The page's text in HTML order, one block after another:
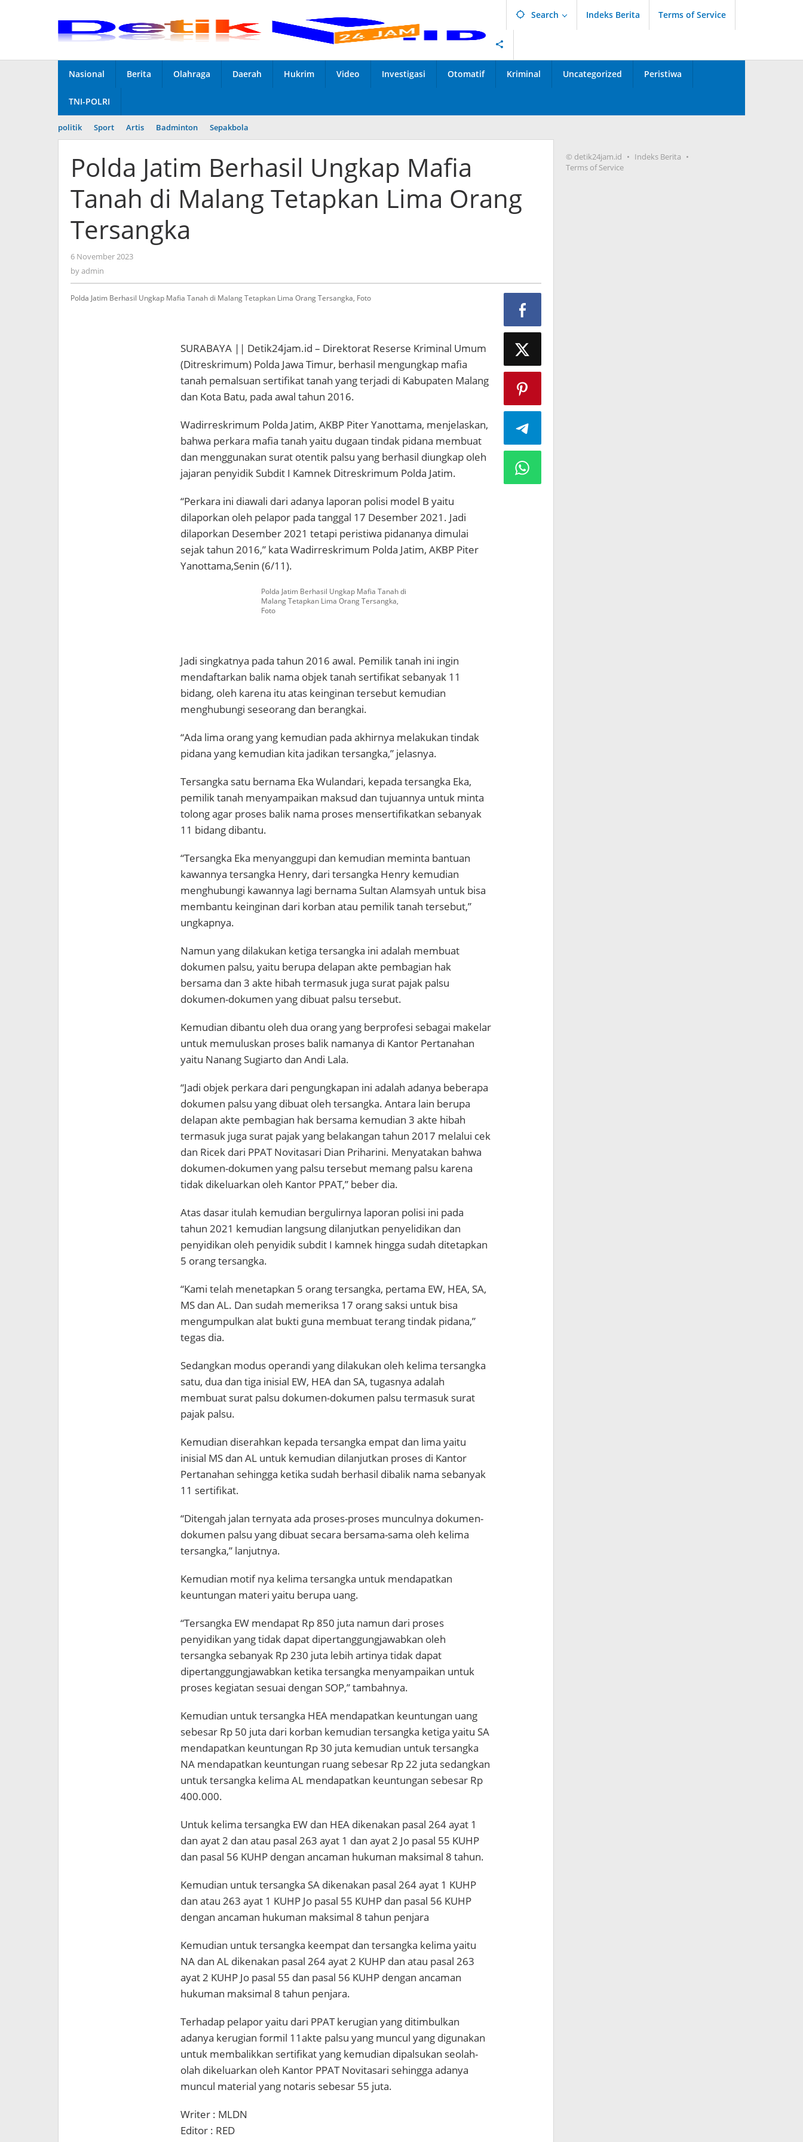
Search Indeks Berita Terms of Service
Nasional Berita Olahraga Daerah Hukrim Video Investigasi Otomatif Kriminal Uncategorized Peristiwa
TNI-POLRI
politik Sport Artis Badminton Sepakbola
Polda Jatim Berhasil Ungkap Mafia
Tanah di Malang Tetapkan Lima Orang
Tersangka
6 November 2023
byadmin
Polda Jatim Berhasil Ungkap Mafia Tanah di Malang Tetapkan Lima Orang Tersangka, Foto
SURABAYA || Detik24jam.id – Direktorat Reserse Kriminal Umum
(Ditreskrimum) Polda Jawa Timur, berhasil mengungkap mafia
tanah pemalsuan sertifikat tanah yang terjadi di Kabupaten Malang
dan Kota Batu, pada awal tahun 2016.
Wadirreskrimum Polda Jatim, AKBP Piter Yanottama, menjelaskan,
bahwa perkara mafia tanah yaitu dugaan tindak pidana membuat
dan menggunakan surat otentik palsu yang berhasil diungkap oleh
jajaran penyidik Subdit I Kamnek Ditreskrimum Polda Jatim.
“Perkara ini diawali dari adanya laporan polisi model B yaitu
dilaporkan oleh pelapor pada tanggal 17 Desember 2021. Jadi
dilaporkan Desember 2021 tetapi peristiwa pidananya dimulai
sejak tahun 2016,” kata Wadirreskrimum Polda Jatim, AKBP Piter
Yanottama,Senin (6/11).
Polda Jatim Berhasil Ungkap Mafia Tanah di
Malang Tetapkan Lima Orang Tersangka,
Foto
Jadi singkatnya pada tahun 2016 awal. Pemilik tanah ini ingin
mendaftarkan balik nama objek tanah sertifikat sebanyak 11
bidang, oleh karena itu atas keinginan tersebut kemudian
menghubungi seseorang dan berangkai.
“Ada lima orang yang kemudian pada akhirnya melakukan tindak
pidana yang kemudian kita jadikan tersangka,” jelasnya.
Tersangka satu bernama Eka Wulandari, kepada tersangka Eka,
pemilik tanah menyampaikan maksud dan tujuannya untuk minta
tolong agar proses balik nama proses mensertifikatkan sebanyak
11 bidang dibantu.
“Tersangka Eka menyanggupi dan kemudian meminta bantuan
kawannya tersangka Henry, dari tersangka Henry kemudian
menghubungi kawannya lagi bernama Sultan Alamsyah untuk bisa
membantu keinginan dari korban atau pemilik tanah tersebut,”
ungkapnya.
Namun yang dilakukan ketiga tersangka ini adalah membuat
dokumen palsu, yaitu berupa delapan akte pembagian hak
bersama dan 3 akte hibah termasuk juga surat pajak palsu
dokumen-dokumen yang dibuat palsu tersebut.
Kemudian dibantu oleh dua orang yang berprofesi sebagai makelar
untuk memuluskan proses balik namanya di Kantor Pertanahan
yaitu Nanang Sugiarto dan Andi Lala.
“Jadi objek perkara dari pengungkapan ini adalah adanya beberapa
dokumen palsu yang dibuat oleh tersangka. Antara lain berupa
delapan akte pembagian hak bersama kemudian 3 akte hibah
termasuk juga surat pajak yang belakangan tahun 2017 melalui cek
dan Ricek dari PPAT Novitasari Dian Priharini. Menyatakan bahwa
dokumen-dokumen yang palsu tersebut memang palsu karena
tidak dikeluarkan oleh Kantor PPAT,” beber dia.
Atas dasar itulah kemudian bergulirnya laporan polisi ini pada
tahun 2021 kemudian langsung dilanjutkan penyelidikan dan
penyidikan oleh penyidik subdit I kamnek hingga sudah ditetapkan
5 orang tersangka.
“Kami telah menetapkan 5 orang tersangka, pertama EW, HEA, SA,
MS dan AL. Dan sudah memeriksa 17 orang saksi untuk bisa
mengumpulkan alat bukti guna membuat terang tindak pidana,”
tegas dia.
Sedangkan modus operandi yang dilakukan oleh kelima tersangka
satu, dua dan tiga inisial EW, HEA dan SA, tugasnya adalah
membuat surat palsu dokumen-dokumen palsu termasuk surat
pajak palsu.
Kemudian diserahkan kepada tersangka empat dan lima yaitu
inisial MS dan AL untuk kemudian dilanjutkan proses di Kantor
Pertanahan sehingga ketika sudah berhasil dibalik nama sebanyak
11 sertifikat.
“Ditengah jalan ternyata ada proses-proses munculnya dokumen-
dokumen palsu yang dibuat secara bersama-sama oleh kelima
tersangka,” lanjutnya.
Kemudian motif nya kelima tersangka untuk mendapatkan
keuntungan materi yaitu berupa uang.
“Tersangka EW mendapat Rp 850 juta namun dari proses
penyidikan yang tidak dapat dipertanggungjawabkan oleh
tersangka sebanyak Rp 230 juta lebih artinya tidak dapat
dipertanggungjawabkan ketika tersangka menyampaikan untuk
proses kegiatan sesuai dengan SOP,” tambahnya.
Kemudian untuk tersangka HEA mendapatkan keuntungan uang
sebesar Rp 50 juta dari korban kemudian tersangka ketiga yaitu SA
mendapatkan keuntungan Rp 30 juta kemudian untuk tersangka
NA mendapatkan keuntungan ruang sebesar Rp 22 juta sedangkan
untuk tersangka kelima AL mendapatkan keuntungan sebesar Rp
400.000.
Untuk kelima tersangka EW dan HEA dikenakan pasal 264 ayat 1
dan ayat 2 dan atau pasal 263 ayat 1 dan ayat 2 Jo pasal 55 KUHP
dan pasal 56 KUHP dengan ancaman hukuman maksimal 8 tahun.
Kemudian untuk tersangka SA dikenakan pasal 264 ayat 1 KUHP
dan atau 263 ayat 1 KUHP Jo pasal 55 KUHP dan pasal 56 KUHP
dengan ancaman hukuman maksimal 8 tahun penjara
Kemudian untuk tersangka keempat dan tersangka kelima yaitu
NA dan AL dikenakan pasal 264 ayat 2 KUHP dan atau pasal 263
ayat 2 KUHP Jo pasal 55 dan pasal 56 KUHP dengan ancaman
hukuman maksimal 8 tahun penjara.
Terhadap pelapor yaitu dari PPAT kerugian yang ditimbulkan
adanya kerugian formil 11akte palsu yang muncul yang digunakan
untuk membalikkan sertifikat yang kemudian dipalsukan seolah-
olah dikeluarkan oleh Kantor PPAT Novitasari sehingga adanya
muncul material yang notaris sebesar 55 juta.
Writer : MLDN
Editor : RED
© detik24jam.id
Indeks Berita
Terms of Service